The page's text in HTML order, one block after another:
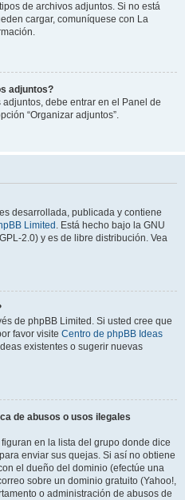
de archivos adjuntos. Si no está
cargar, comuníquese con La
adjuntos?
debe entrar en el Panel de
“Organizar adjuntos”.
desarrollada, publicada y contiene
Limited . Está hecho bajo la GNU
2.0) y es de libre distribución. Vea
de phpBB Limited. Si usted cree que
favor visite Centro de phpBB Ideas
existentes o sugerir nuevas
de abusos o usos ilegales
en la lista del grupo donde dice
enviar sus quejas. Si así no obtiene
el dueño del dominio (efectúe una
sobre un dominio gratuito (Yahoo!,
o administración de abusos de